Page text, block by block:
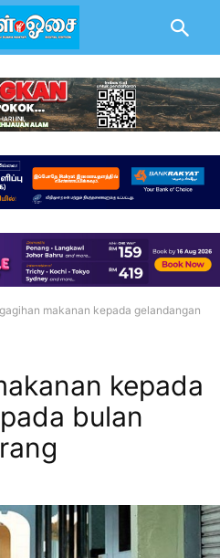
makanan kepada gelandangan
kepada
bulan